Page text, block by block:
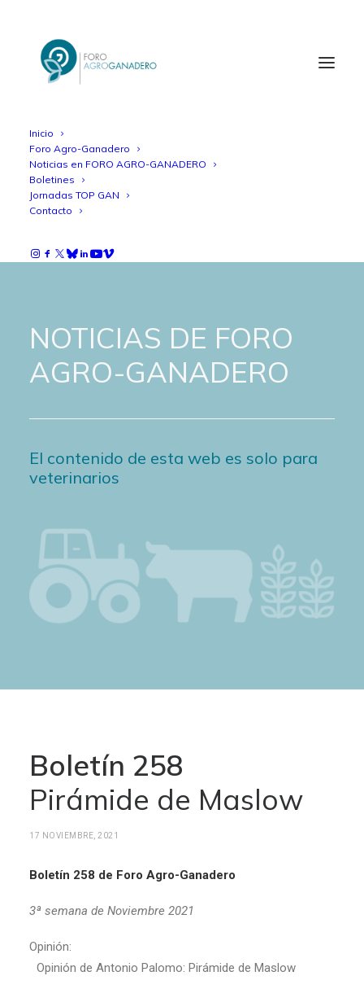
Inicio
Foro Agro-Ganadero
Noticias en FORO AGRO-GANADERO
Boletines
Jornadas TOP GAN
Contacto
NOTICIAS DE FORO
AGRO-GANADERO
El contenido de esta web es solo para
veterinarios
Boletín 258
Pirámide de Maslow
17 NOVIEMBRE, 2021
Boletín 258 de Foro Agro-Ganadero
3ª semana de Noviembre 2021
Opinión:
Opinión de Antonio Palomo: Pirámide de Maslow